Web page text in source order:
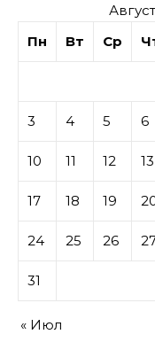
Пн
Вт Ср
3 4 5 6
10 11 12 13
17 18 19
24 25 26
31
« Июл